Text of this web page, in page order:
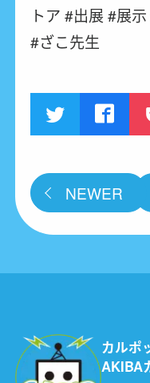
トア #出展 #展
#ざこ先生
NEWER
カルポ
AKIBA